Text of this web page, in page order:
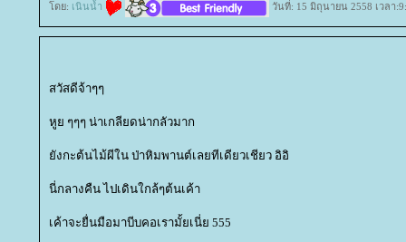
ดย: เนินน้ำ วันที่: 15 มิถุนายน 2558 เวลา
สวัสดีจ้าๆๆ
หูย ๆๆๆ น่าเกลียดน่ากลัวมาก
ังกะต้นไม้ผีใน ป่าหิมพานต์เลยทีเดียวเชียว อิอิ
นี่กลางคืน ไปเดินใกล้ๆต้นเค้า
เค้าจะยื่นมือมาบีบคอเรามั้ยเนี่ย 555